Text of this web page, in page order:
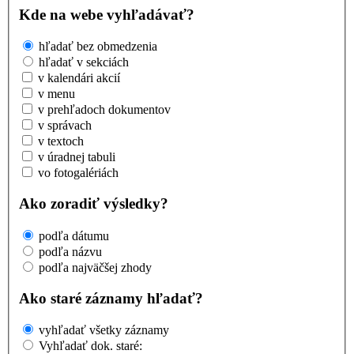
Kde na webe vyhľadávať?
hľadať bez obmedzenia
hľadať v sekciách
v kalendári akcií
v menu
v prehľadoch dokumentov
v správach
v textoch
v úradnej tabuli
vo fotogalériách
Ako zoradiť výsledky?
podľa dátumu
podľa názvu
podľa najväčšej zhody
Ako staré záznamy hľadať?
vyhľadať všetky záznamy
Vyhľadať dok. staré: